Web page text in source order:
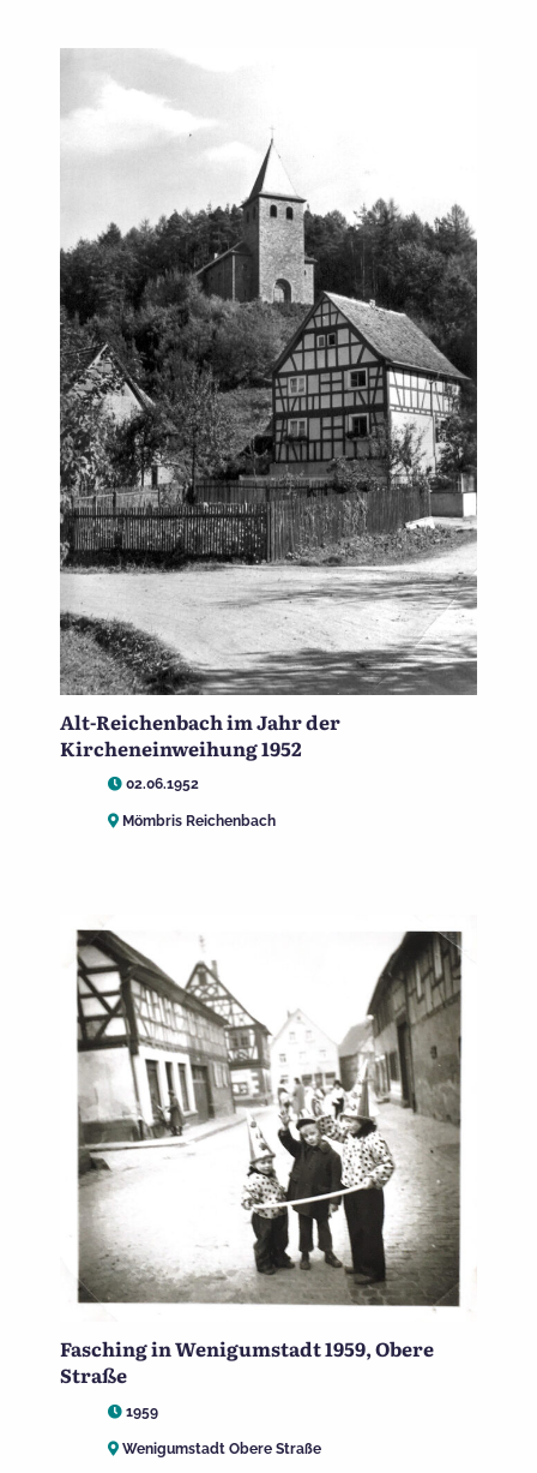
Alt-Reichenbach im Jahr der
Kircheneinweihung 1952
02.06.1952
Mömbris Reichenbach
Fasching in Wenigumstadt 1959, Obere
Straße
1959
Wenigumstadt Obere Straße